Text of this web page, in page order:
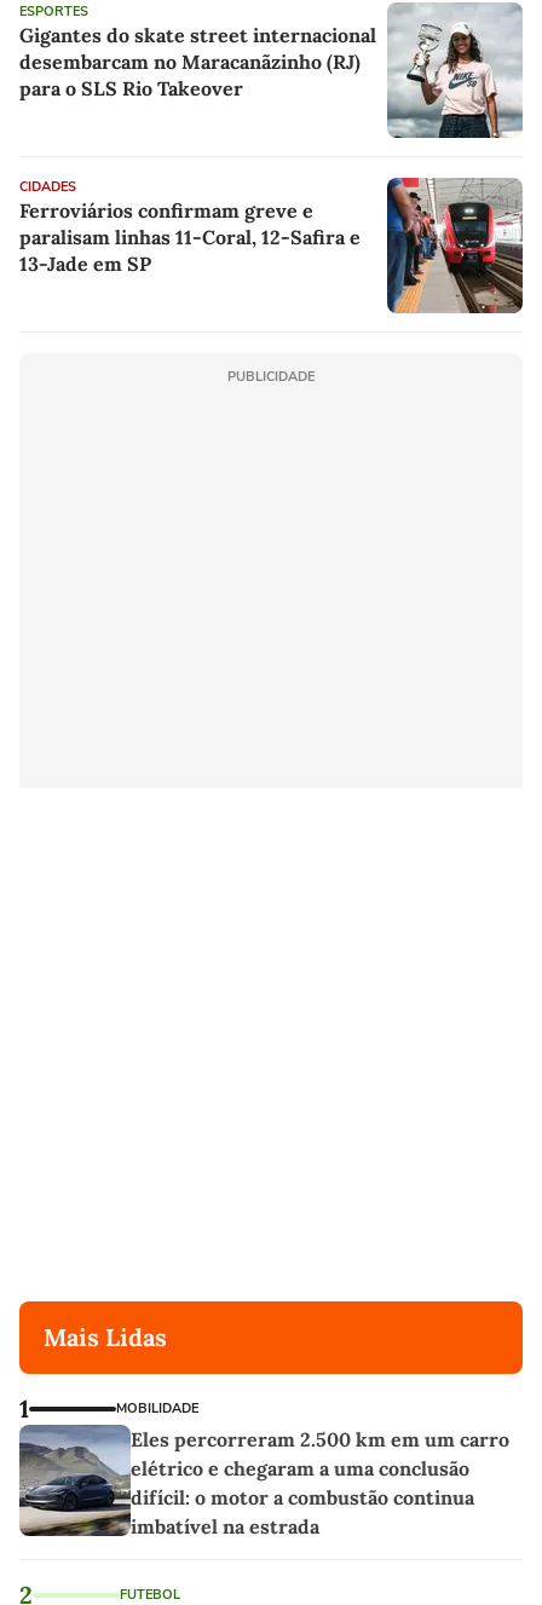
ESPORTES
Gigantes do skate street internacional
desembarcam no Maracanãzinho (RJ)
para o SLS Rio Takeover
CIDADES
Ferroviários confirmam greve e
paralisam linhas 11-Coral, 12-Safira e
13-Jade em SP
PUBLICIDADE
Mais Lidas
1 MOBILIDADE
Eles percorreram 2.500 km em um carro
elétrico e chegaram a uma conclusão
difícil: o motor a combustão continua
imbatível na estrada
2 FUTEBOL